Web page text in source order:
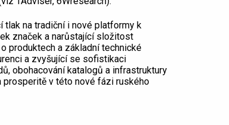
tlak na tradiční i nové platformy k
značek a narůstající složitost
produktech a základní technické
a zvyšující se sofistikaci
obohacování katalogů a infrastruktury
prosperitě v této nové fázi ruského